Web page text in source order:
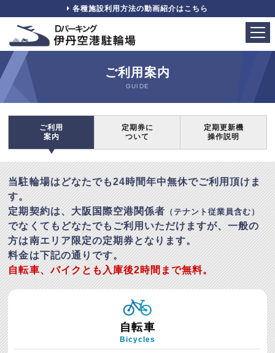
各種施設利用方法の動画紹介はこちら
ご利用案内
GUIDE
ご利用
案内
定期券に
ついて
定期更新機
操作説明
当駐輪場はどなたでも24時間年中無休でご利用頂けま
す。
定期契約は、大阪国際空港関係者（テナント従業員含む）
でなくてもどなたでもご利用いただけますが、一般の
方は南エリア限定の定期券となります。
料金は下記の通りです。
自転車、バイクとも入庫後2時間まで無料。
自転車
Bicycles